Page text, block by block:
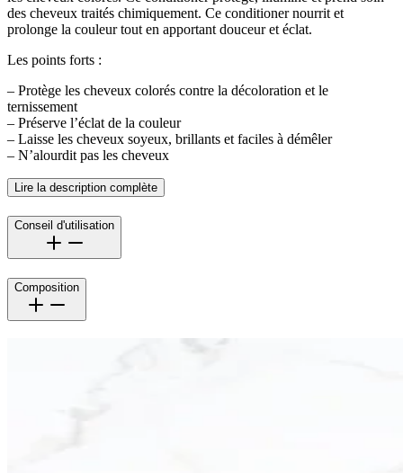
des cheveux traités chimiquement. Ce conditioner nourrit et
prolonge la couleur tout en apportant douceur et éclat.
Les points forts :
– Protège les cheveux colorés contre la décoloration et le
ternissement
– Préserve l’éclat de la couleur
– Laisse les cheveux soyeux, brillants et faciles à démêler
– N’alourdit pas les cheveux
Lire la description complète
Conseil d'utilisation
Composition